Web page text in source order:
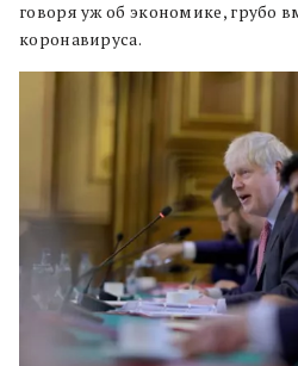
говоря уж об экономике, грубо
коронавируса.